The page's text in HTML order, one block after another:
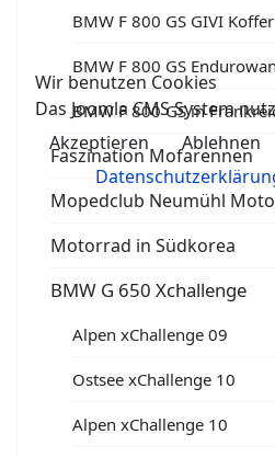
BMW F 800 GS GIVI Koffer
BMW F 800 GS
BMW F 800 GS in
Faszination Mofarennen
Mopedclub Neumühl
Motorrad in Südkorea
BMW G 650 Xchallenge
Alpen xChallenge 09
Ostsee xChallenge 10
Alpen xChallenge 10
Wir benutzen Cookies
Das Joomla CMS System
Akzeptieren
Ablehnen